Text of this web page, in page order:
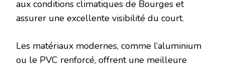
aux conditions climatiques de Bourges et
assurer une excellente visibilité du court.
Les matériaux modernes, comme l’aluminium
ou le PVC renforcé, offrent une meilleure